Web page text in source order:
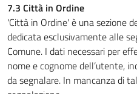
7.3 Città in Ordine
'Città in Ordine' è una sezione
dedicata esclusivamente alle
Comune. I dati necessari per
nome e cognome dell’utente,
da segnalare. In mancanza di